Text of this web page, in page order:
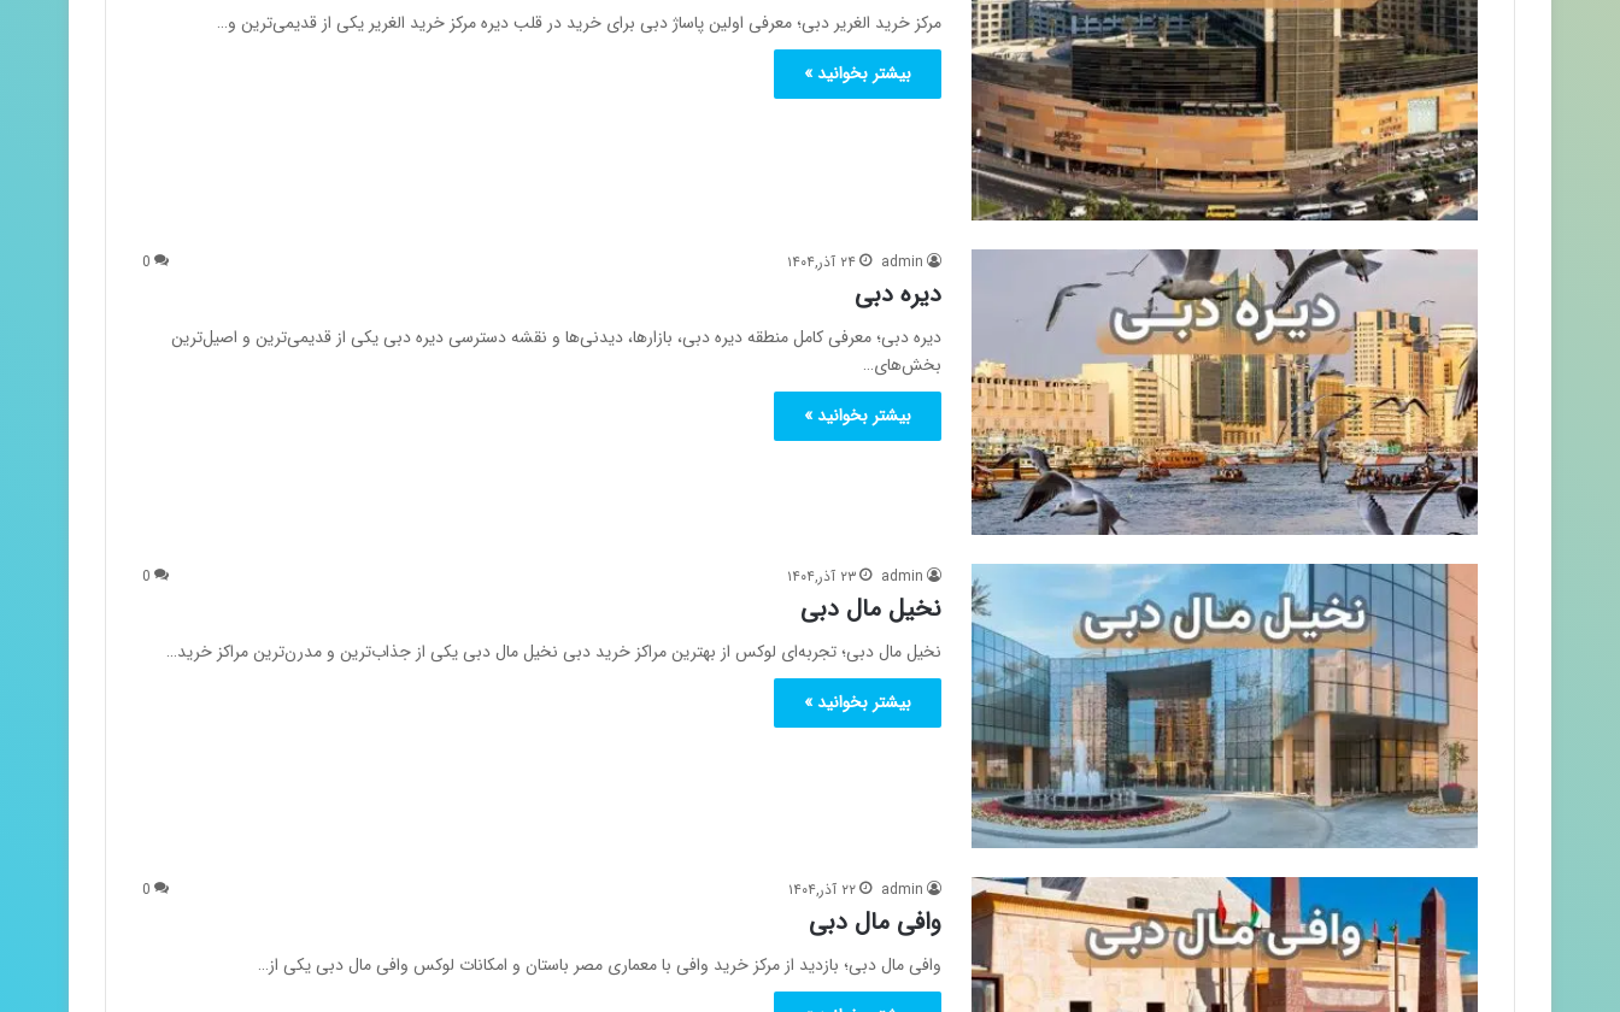
مرکز خرید الغریر دبی؛ معرفی اولین پاساژ دبی برای خرید در قلب دیره مرکز خرید الغریر یکی از قدیمی‌ترین و…
بیشتر بخوانید »
admin ۲۴ آذر,۱۴۰۴ 0
دیره دبی
دیره دبی؛ معرفی کامل منطقه دیره دبی، بازارها، دیدنی‌ها و نقشه دسترسی دیره دبی یکی از قدیمی‌ترین و اصیل‌ترین
بخش‌های…
بیشتر بخوانید »
admin ۲۳ آذر,۱۴۰۴ 0
نخیل مال دبی
نخیل مال دبی؛ تجربه‌ای لوکس از بهترین مراکز خرید دبی نخیل مال دبی یکی از جذاب‌ترین و مدرن‌ترین مراکز خرید…
بیشتر بخوانید »
admin ۲۲ آذر,۱۴۰۴ 0
وافی مال دبی
وافی مال دبی؛ بازدید از مرکز خرید وافی با معماری مصر باستان و امکانات لوکس وافی مال دبی یکی از…